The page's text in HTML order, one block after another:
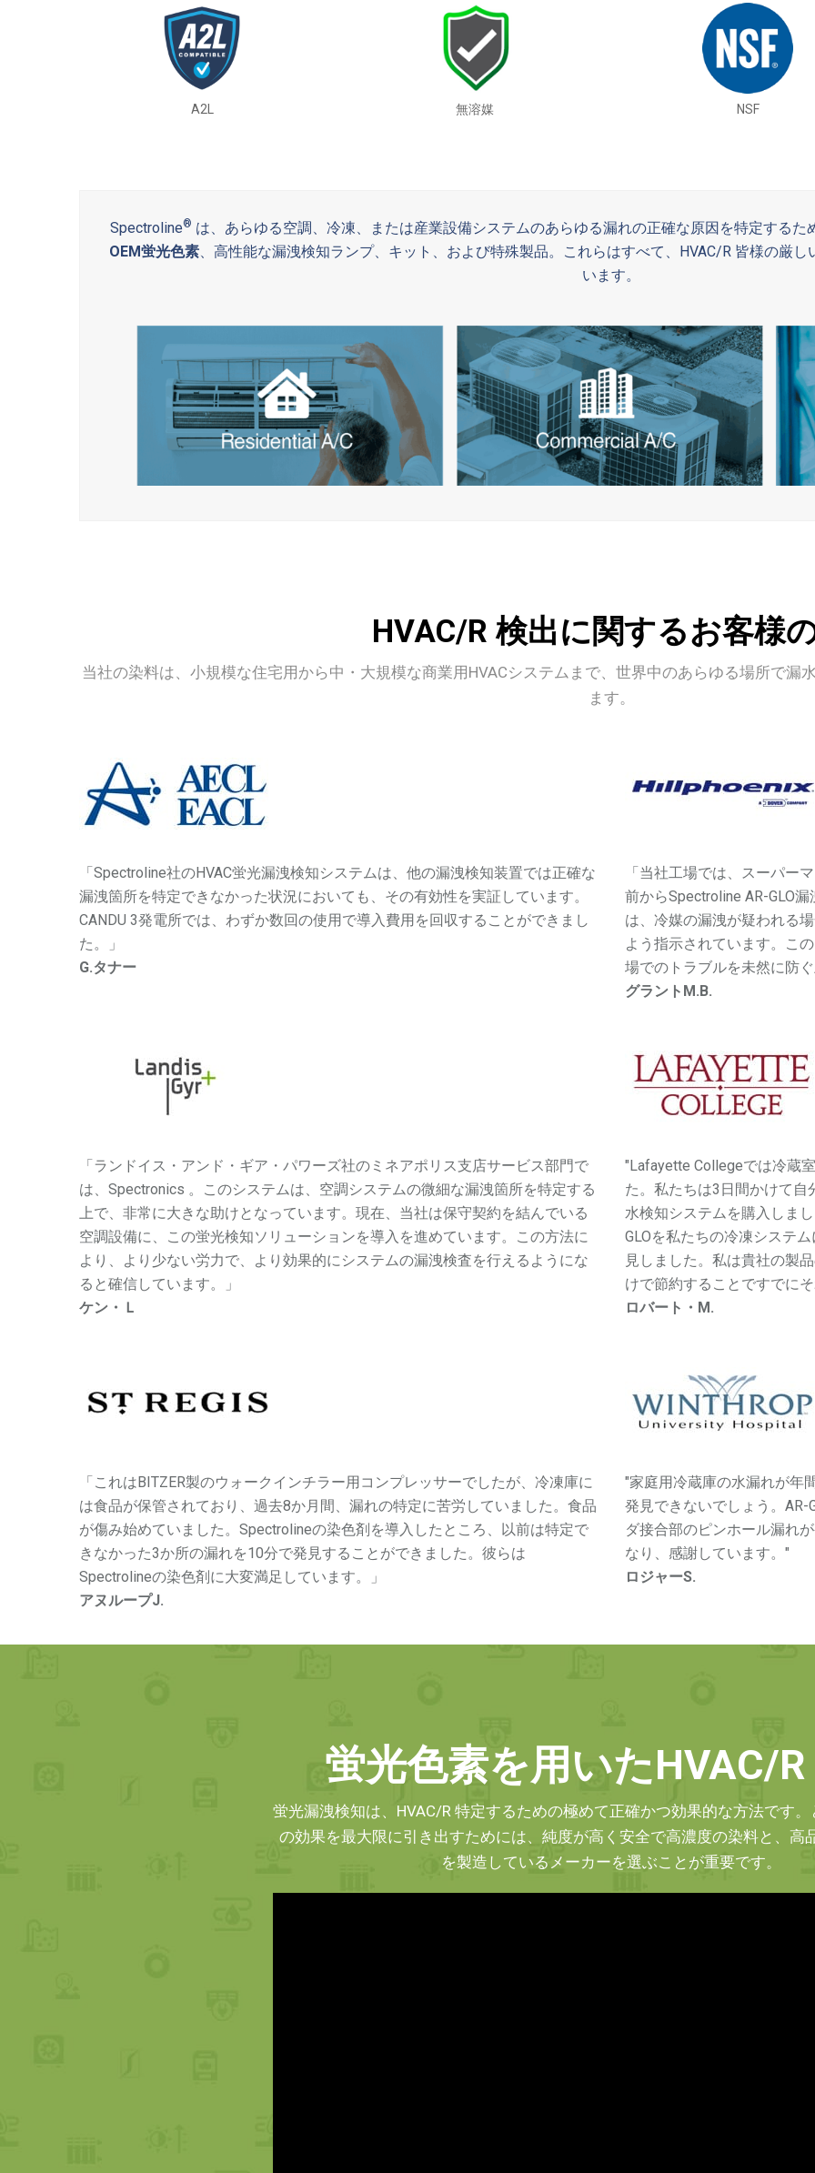
A2L 無溶媒 NSF
Spectroline® は、あらゆる空調、冷凍、または産業設備システムのあらゆる漏れの正確な原因を特定する
OEM蛍光色素、高性能な漏洩検知ランプ、キット、および特殊製品。これらはすべて、HVAC/R 皆様の厳
います。
HVAC/R 検出に関するお客様
当社の染料は、小規模な住宅用から中・大規模な商業用HVACシステムまで、世界中のあらゆる場所で漏
ます。
「Spectroline社のHVAC蛍光漏洩検知システムは、他の漏洩検知装置では正確な
漏洩箇所を特定できなかった状況においても、その有効性を実証しています。
CANDU 3発電所では、わずか数回の使用で導入費用を回収することができまし
た。」
G.タナー
「当社工場では、スーパー
前からSpectroline AR-GLO
は、冷媒の漏洩が疑われる
よう指示されています。こ
場でのトラブルを未然に防
グラントM.B.
「ランドイス・アンド・ギア・パワーズ社のミネアポリス支店サービス部門で
は、Spectronics 。このシステムは、空調システムの微細な漏洩箇所を特定する
上で、非常に大きな助けとなっています。現在、当社は保守契約を結んでいる
空調設備に、この蛍光検知ソリューションを導入を進めています。この方法に
より、より少ない労力で、より効果的にシステムの漏洩検査を行えるようにな
ると確信しています。」
ケン・Ｌ
"Lafayette Collegeでは冷蔵
た。私たちは3日間かけて
水検知システムを購入しま
GLOを私たちの冷凍システ
見しました。私は貴社の製
けで節約することですでに
ロバート・M.
「これはBITZER製のウォークインチラー用コンプレッサーでしたが、冷凍庫に
は食品が保管されており、過去8か月間、漏れの特定に苦労していました。食品
が傷み始めていました。Spectrolineの染色剤を導入したところ、以前は特定で
きなかった3か所の漏れを10分で発見することができました。彼らは
Spectrolineの染色剤に大変満足しています。」
アヌループJ.
"家庭用冷蔵庫の水漏れが年
発見できないでしょう。
ダ接合部のピンホール漏れ
なり、感謝しています。"
ロジャーS.
蛍光色素を用いたHVAC/
蛍光漏洩検知は、HVAC/R 特定するための極めて正確かつ効果的な方法です
の効果を最大限に引き出すためには、純度が高く安全で高濃度の染料と、高
を製造しているメーカーを選ぶことが重要です。